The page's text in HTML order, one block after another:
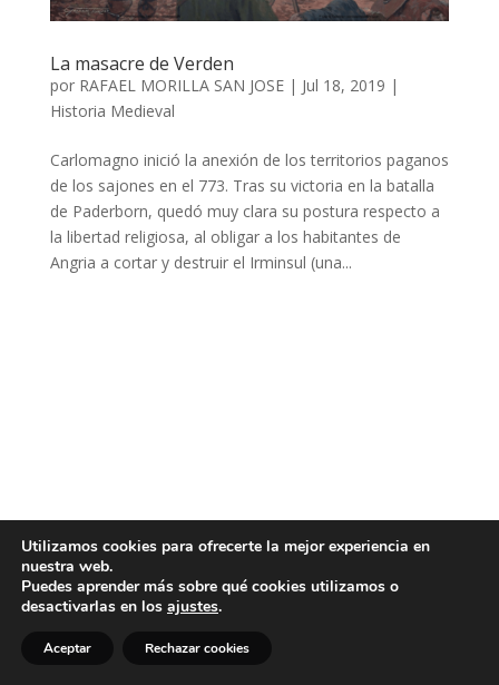
La masacre de Verden
por RAFAEL MORILLA SAN JOSE| Jul 18, 2019 |
Historia Medieval
Carlomagno inició la anexión de los territorios paganos
de los sajones en el 773. Tras su victoria en la batalla
de Paderborn, quedó muy clara su postura respecto a
la libertad religiosa, al obligar a los habitantes de
Angria a cortar y destruir el Irminsul (una...
Utilizamos cookies para ofrecerte la mejor experiencia en
nuestra web.
Puedes aprender más sobre qué cookies utilizamos o
desactivarlas en los ajustes.
Aceptar Rechazar cookies